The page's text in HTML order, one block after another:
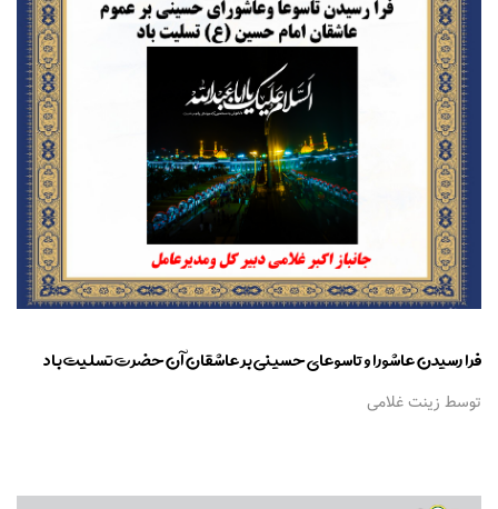
فرا رسیدن عاشورا و تاسوعای حسینی بر عاشقان آن حضرت تسلیت باد
توسط زینت غلامی